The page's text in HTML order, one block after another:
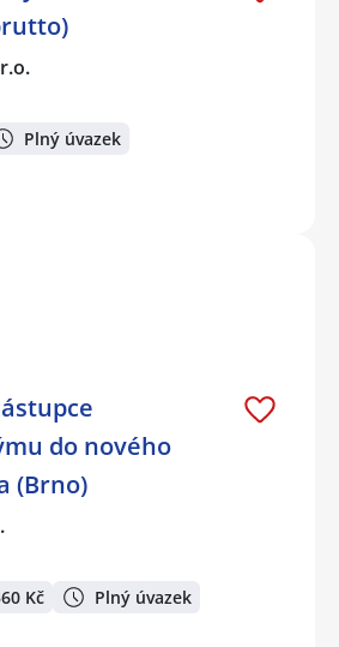
Plný úvazek
do nového
(Brno)
Kč Plný úvazek